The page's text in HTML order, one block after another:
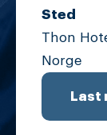
Sted
Thon
Norge
Last